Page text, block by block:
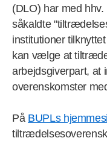
(DLO) har med
såkaldte
institutioner
kan vælge at
arbejdsgiverpart, at
overenskomster
På BUPLs